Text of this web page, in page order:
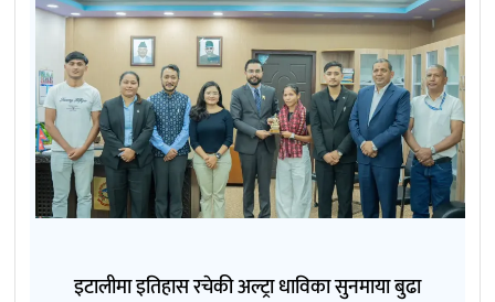
इटालीमा इतिहास रचेकी अल्ट्रा धाविका सुनमाया बुढा